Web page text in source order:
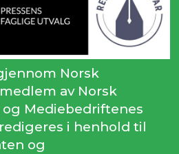
Norsk
av Norsk
Mediebedriftenes
i henhold til
og